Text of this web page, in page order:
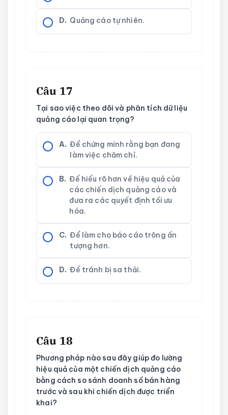
D. Quảng cáo tự nhiên.
Câu 17
Tại sao việc theo dõi và phân tích dữ liệu
quảng cáo lại quan trọng?
A. Để chứng minh rằng bạn đang
làm việc chăm chỉ.
B. Để hiểu rõ hơn về hiệu quả của
các chiến dịch quảng cáo và
đưa ra các quyết định tối ưu
hóa.
C. Để làm cho báo cáo trông ấn
tượng hơn.
D. Để tránh bị sa thải.
Câu 18
Phương pháp nào sau đây giúp đo lường
hiệu quả của một chiến dịch quảng cáo
bằng cách so sánh doanh số bán hàng
trước và sau khi chiến dịch được triển
khai?